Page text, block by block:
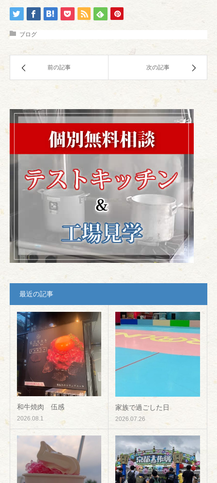
ブログ
前の記事 次の記事
最近の記事
和牛焼肉 伍感
2026.08.1
家族で過ごした日
2026.07.26